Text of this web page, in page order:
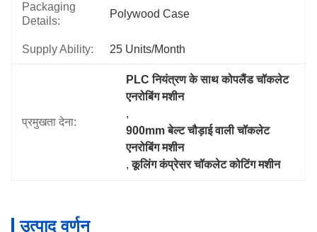
Packaging
Details:
Polywood Case
Supply Ability: 25 Units/month
प्रमुखता देना:
PLC नियंत्रण के साथ कोपलैंड चॉकलेट
एनरोबिंग मशीन
,
900mm बेल्ट चौड़ाई वाली चॉकलेट
एनरोबिंग मशीन
, कूलिंग कंप्रेसर चॉकलेट कोटिंग मशीन
उत्पाद वर्णन